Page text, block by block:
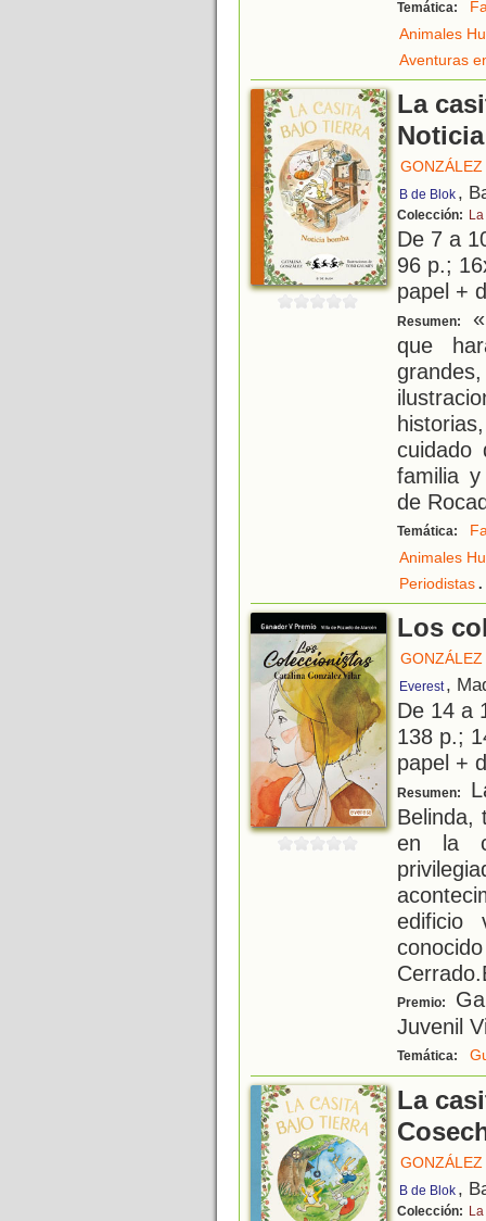
Temática:
Animales
Aventuras
La
GONZÁLEZ
B de Blok ,
Colección:
De 7 a
96 p.;
papel +
Resumen:
que
cuidado
familia
de
Temática:
Animales
Periodistas.
Los
GONZÁLEZ
Everest ,
De 14 a
138 p.;
papel +
Resumen:
Belinda,
en la
edificio
Premio:
Juvenil
Temática:
La
GONZÁLEZ
B de Blok ,
Colección: